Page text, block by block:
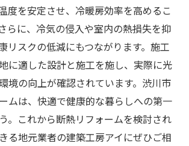
度を安定させ、冷暖房効率を高めるこ
らに、冷気の侵入や室内の熱損失を抑
リスクの低減にもつながります。施工
に適した設計と施工を施し、実際に光
境の向上が確認されています。渋川市
ムは、快適で健康的な暮らしへの第一
。これから断熱リフォームを検討され
る地元業者の建築工房アイにぜひご相